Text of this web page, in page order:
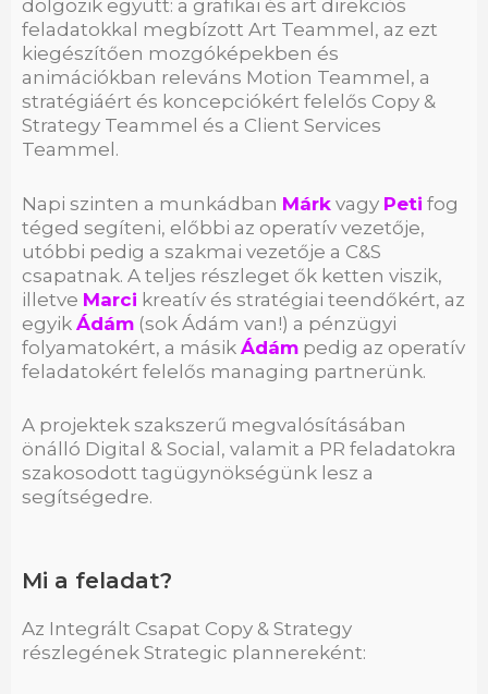
dolgozik együtt: a grafikai és art direkciós
feladatokkal megbízott Art Teammel, az ezt
kiegészítően mozgóképekben és
animációkban releváns Motion Teammel, a
stratégiáért és koncepciókért felelős Copy &
Strategy Teammel és a Client Services
Teammel.
Napi szinten a munkádban Márk vagy Peti fog
téged segíteni, előbbi az operatív vezetője,
utóbbi pedig a szakmai vezetője a C&S
csapatnak. A teljes részleget ők ketten viszik,
illetve Marci kreatív és stratégiai teendőkért, az
egyik Ádám (sok Ádám van!) a pénzügyi
folyamatokért, a másik Ádám pedig az operatív
feladatokért felelős managing partnerünk.
A projektek szakszerű megvalósításában
önálló Digital & Social, valamit a PR feladatokra
szakosodott tagügynökségünk lesz a
segítségedre.
Mi a feladat?
Az Integrált Csapat Copy & Strategy
részlegének Strategic plannereként: